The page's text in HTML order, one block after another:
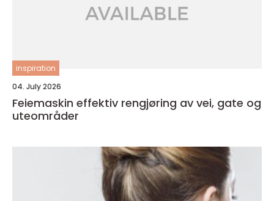
inspiration
04. July 2026
Feiemaskin effektiv rengjøring av vei, gate og
uteområder